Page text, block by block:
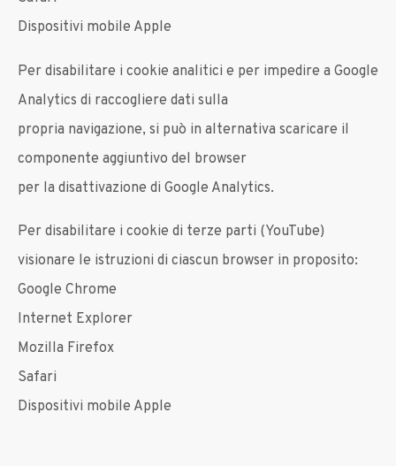
Dispositivi mobile Apple
Per disabilitare i cookie analitici e per impedire a Google
Analytics di raccogliere dati sulla
propria navigazione, si può in alternativa scaricare il
componente aggiuntivo del browser
per la disattivazione di Google Analytics.
Per disabilitare i cookie di terze parti (YouTube)
visionare le istruzioni di ciascun browser in proposito:
Google Chrome
Internet Explorer
Mozilla Firefox
Safari
Dispositivi mobile Apple